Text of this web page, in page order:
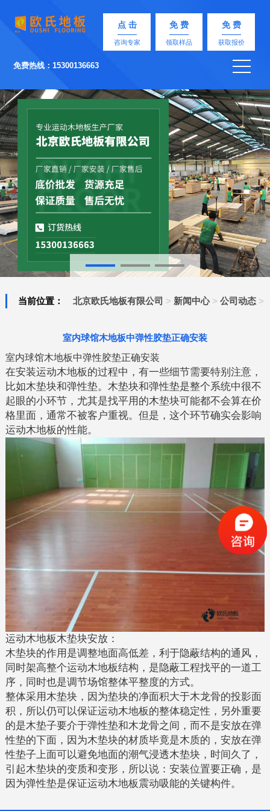
点 击
咨询专家
免 费
领取样品
免 费
获取报价
免费热线：15300136663
当前位置： 北京欧氏地板有限公司 > 新闻中心>公司动态 >
室内球馆木地板中弹性胶垫正确安装
室内球馆木地板中弹性胶垫正确安装
在安装运动木地板的过程中，有一些细节需要特别注意，
比如木垫块和弹性垫。木垫块和弹性垫是整个系统中很不
起眼的小环节，尤其是找平用的木垫块可能都不会算在价
格里面，通常不被客户重视。但是，这个环节确实会影响
运动木地板的性能。
运动木地板木垫块安放：
木垫块的作用是调整地面高低差，利于隐蔽结构的通风，
同时架高整个运动木地板结构，是隐蔽工程找平的一道工
序，同时也是调节场馆整体平整度的方式。
整体采用木垫块，因为垫块的净面积大于木龙骨的投影面
积，所以仍可以保证运动木地板的整体稳定性，另外重要
的是木垫子要介于弹性垫和木龙骨之间，而不是安放在弹
性垫的下面，因为木垫块的材质毕竟是木质的，安放在弹
性垫子上面可以避免地面的潮气浸透木垫块，时间久了，
引起木垫块的变质和变形，所以说：安装位置要正确，是
因为弹性垫是保证运动木地板震动吸能的关键构件。